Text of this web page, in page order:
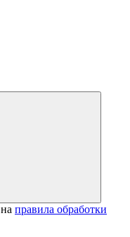
правила обработки